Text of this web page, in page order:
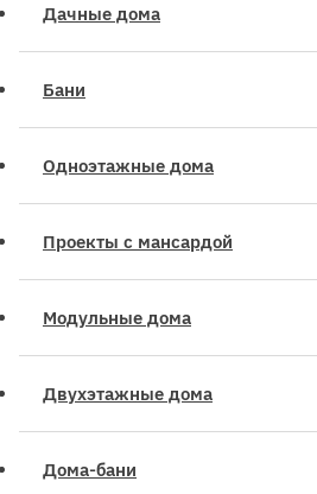
Дачные дома
Бани
Одноэтажные дома
Проекты с мансардой
Модульные дома
Двухэтажные дома
Дома-бани